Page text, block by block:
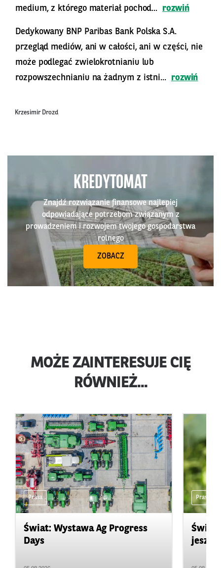
medium, z którego materiał pochod...
rozwiń
Dedykowany BNP Paribas Bank Polska S.A.
przegląd mediów, ani w całości, ani w części, nie
może podlegać zwielokrotnianiu lub
rozpowszechnianiu na żadnym z istni...
rozwiń
Krzesimir Drozd
KREDYTOMAT
Znajdź rozwiązanie finansowe najlepiej
odpowiadające potrzebom związanym z
prowadzeniem i rozwojem twojego gospodarstwa
rolnego
ZOBACZ
MOŻE ZAINTERESUJE CIĘ
RÓWNIEŻ...
Prasa
Świat: Wystawa Ag Progress
Days
Prasa
Świat: